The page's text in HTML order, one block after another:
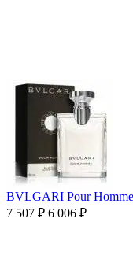
BVLGARI Pour Homme
7 507 ₽ 6 006 ₽